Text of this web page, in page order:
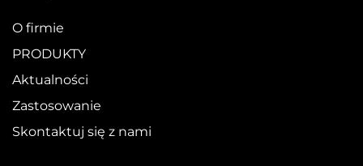
O firmie
PRODUKTY
Aktualności
Zastosowanie
Skontaktuj się z nami